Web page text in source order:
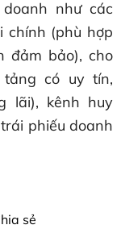
như các
chính (phù hợp
đảm bảo), cho
có uy tín,
lãi), kênh huy
phiếu doanh
sẻ